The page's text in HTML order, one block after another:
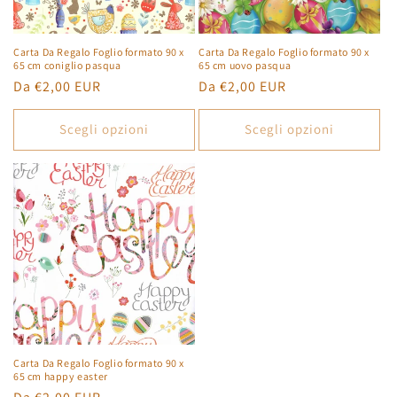
n
e
:
Carta Da Regalo Foglio formato 90 x
65 cm coniglio pasqua
Prezzo
di
Da €2,00 EUR
Scegli opzioni
Carta Da Regalo Foglio formato 90 x
65 cm uovo pasqua
Prezzo
di
Da €2,00 EUR
Scegli opzioni
Carta Da Regalo Foglio formato 90 x
65 cm happy easter